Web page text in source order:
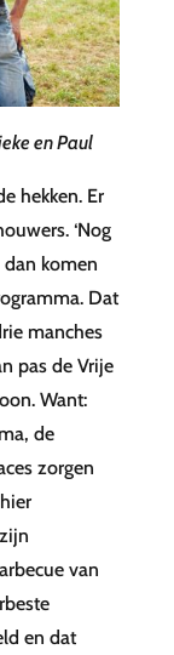
en Paul
hekken. Er
‘Nog
dan komen
Dat
manches
pas de Vrije
Want:
de
zorgen
van
en dat